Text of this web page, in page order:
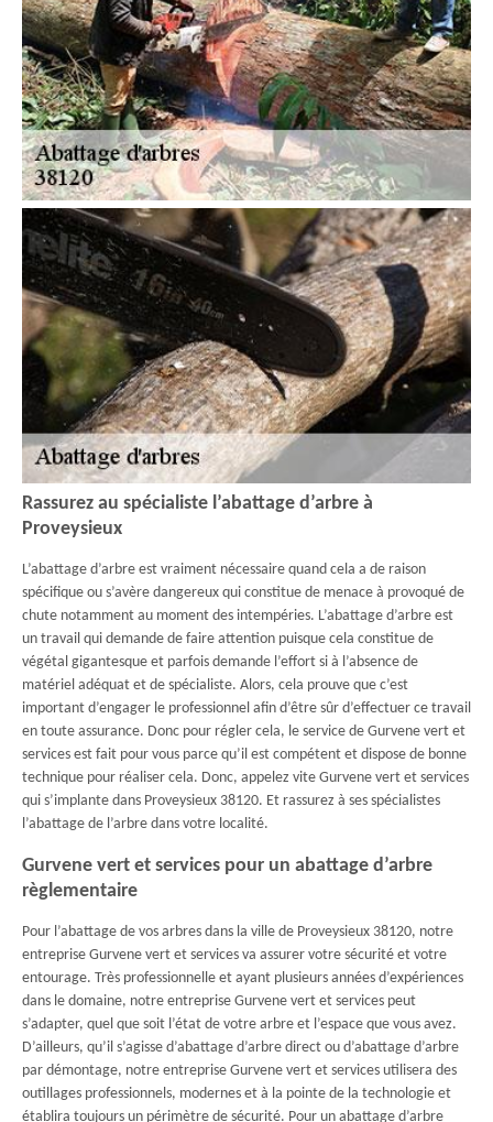
Rassurez au spécialiste l’abattage d’arbre à
Proveysieux
L’abattage d’arbre est vraiment nécessaire quand cela a de raison
spécifique ou s’avère dangereux qui constitue de menace à provoqué de
chute notamment au moment des intempéries. L’abattage d’arbre est
un travail qui demande de faire attention puisque cela constitue de
végétal gigantesque et parfois demande l’effort si à l’absence de
matériel adéquat et de spécialiste. Alors, cela prouve que c’est
important d’engager le professionnel afin d’être sûr d’effectuer ce travail
en toute assurance. Donc pour régler cela, le service de Gurvene vert et
services est fait pour vous parce qu’il est compétent et dispose de bonne
technique pour réaliser cela. Donc, appelez vite Gurvene vert et services
qui s’implante dans Proveysieux 38120. Et rassurez à ses spécialistes
l’abattage de l’arbre dans votre localité.
Gurvene vert et services pour un abattage d’arbre
règlementaire
Pour l’abattage de vos arbres dans la ville de Proveysieux 38120, notre
entreprise Gurvene vert et services va assurer votre sécurité et votre
entourage. Très professionnelle et ayant plusieurs années d’expériences
dans le domaine, notre entreprise Gurvene vert et services peut
s’adapter, quel que soit l’état de votre arbre et l’espace que vous avez.
D’ailleurs, qu’il s’agisse d’abattage d’arbre direct ou d’abattage d’arbre
par démontage, notre entreprise Gurvene vert et services utilisera des
outillages professionnels, modernes et à la pointe de la technologie et
établira toujours un périmètre de sécurité. Pour un abattage d’arbre